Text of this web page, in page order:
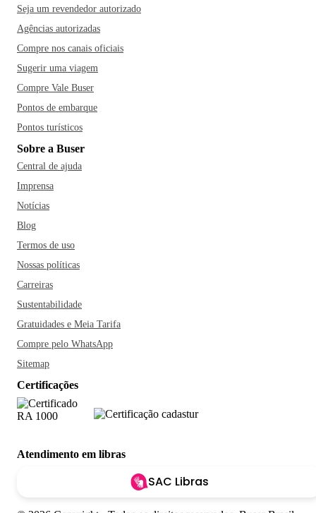
Seja um revendedor autorizado
Agências autorizadas
Compre nos canais oficiais
Sugerir uma viagem
Compre Vale Buser
Pontos de embarque
Pontos turísticos
Sobre a Buser
Central de ajuda
Imprensa
Notícias
Blog
Termos de uso
Nossas políticas
Carreiras
Sustentabilidade
Gratuidades e Meia Tarifa
Compre pelo WhatsApp
Sitemap
Certificações
Atendimento em libras
SAC Libras